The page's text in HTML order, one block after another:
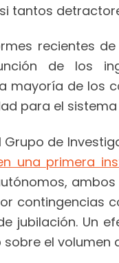
tantos
recientes
de los
mayoría de los
para el
de
una primera
contingencias
jubilación. Un
el volumen